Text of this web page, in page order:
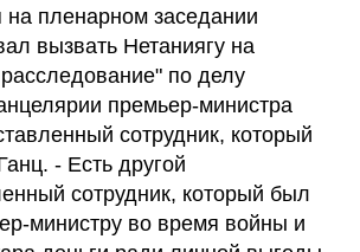
на пленарном заседании
вызвать Нетаниягу на
по делу
премьер-министра
сотрудник, который
- Есть другой
сотрудник, который был
министру во время войны и